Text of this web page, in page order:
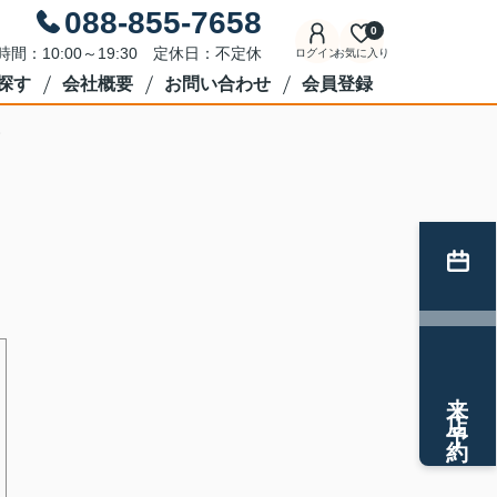
088-855-7658
間：10:00～19:30 定休日：不定休 ログインお気に入り
0
す 会社概要 お問い合わせ 会員登録
来店予約